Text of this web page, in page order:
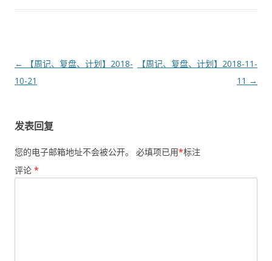
文
章
←
【周记、复盘、计划】2018-
10-21
【周记、复盘、计划】2018-11-
11 →
发表回复
您的电子邮箱地址不会被公开。 必填项已用*标注
评论 *